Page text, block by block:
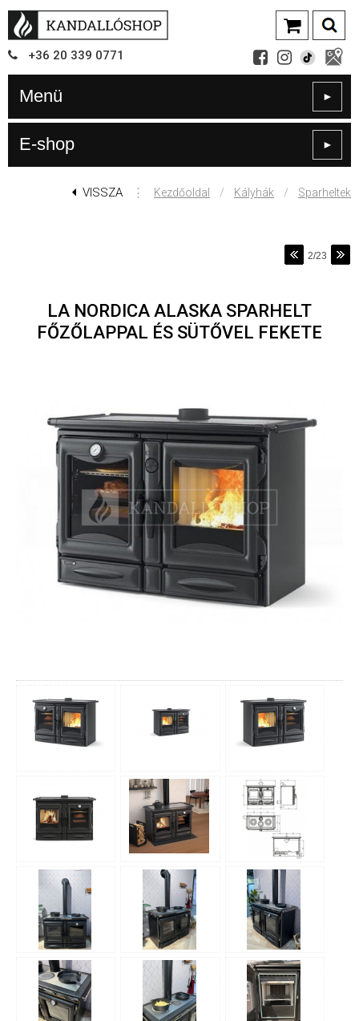
+36 20 339 0771
Menü ►
E-shop ►
VISSZA ⋮ Kezdőoldal / Kályhák / Sparheltek
2/23
LA NORDICA ALASKA SPARHELT
FŐZŐLAPPAL ÉS SÜTŐVEL FEKETE